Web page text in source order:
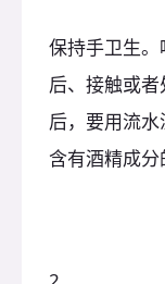
保持手卫生
后、接触或
后，要用流
含有酒精成分